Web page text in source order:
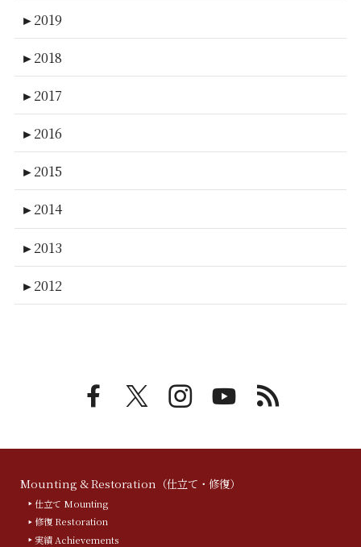
►2019
►2018
►2017
►2016
►2015
►2014
►2013
►2012
Mounting & Restoration（仕立て・修復）
仕立て Mounting
修復 Restoration
実績 Achievements